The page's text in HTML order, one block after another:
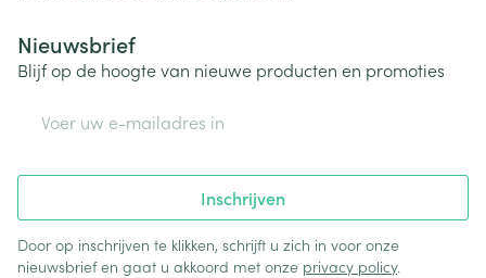
Nieuwsbrief
Blijf op de hoogte van nieuwe producten en promoties
Inschrijven
Door op inschrijven te klikken, schrijft u zich in voor onze
nieuwsbrief en gaat u akkoord met onze privacy policy.